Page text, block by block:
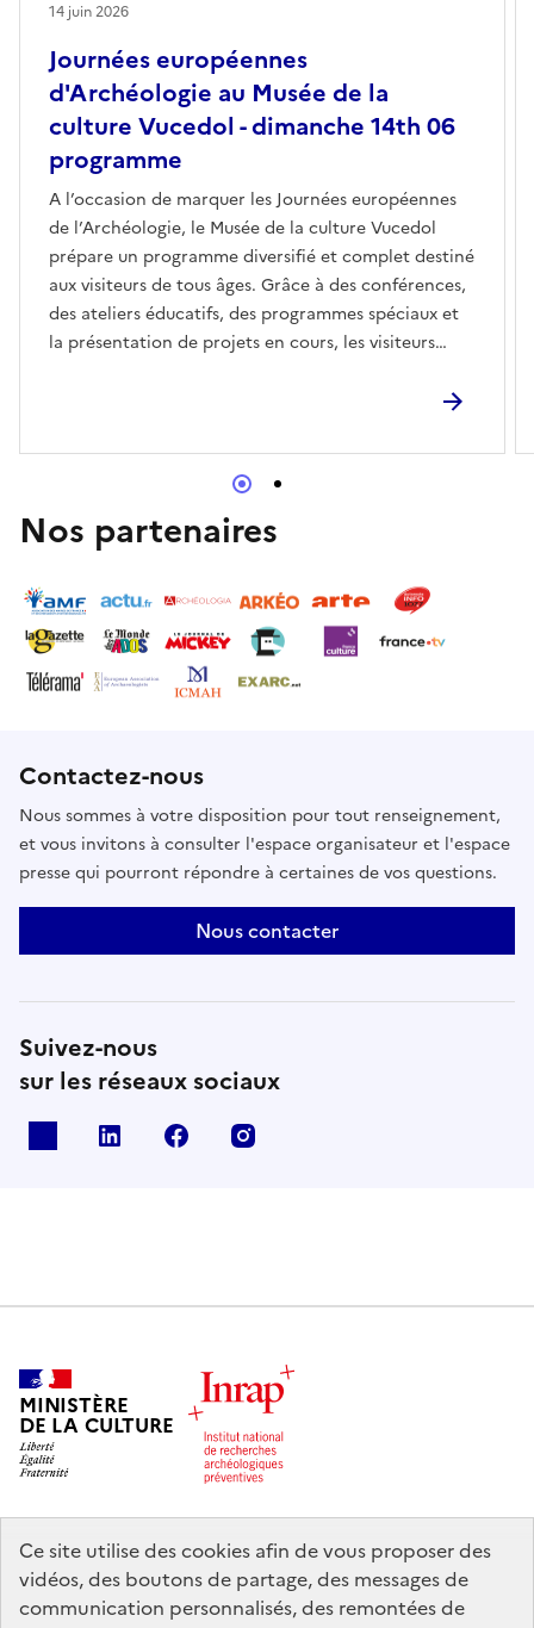
Ce site utilise des cookies afin de vous proposer des
vidéos, des boutons de partage, des messages de
communication personnalisés, des remontées de
Journées européennes
d'Archéologie au Musée de la
culture Vucedol - dimanche 14th 06
programme
A l’occasion de marquer les Journées européennes
de l’Archéologie, le Musée de la culture Vucedol
prépare un programme diversifié et complet destiné
aux visiteurs de tous âges. Grâce à des conférences,
des ateliers éducatifs, des programmes spéciaux et
la présentation de projets en cours, les visiteurs
archéologique, l’importance de sa préservation et le
région.Comme dernière partie du programme, le 16
juin, le Musée de la culture Vucedol offrira l'entrée
gratuite à tous les visiteurs individuels, ce qui
encouragera davantage l'arrivée du public et
possible de se familiariser avec l'exposition du
musée et le précieux patrimoine culturel que le
Musée conserve et présente.
14 juin 2026
Nos partenaires
Contactez-nous
Nous sommes à votre disposition pour tout renseignement,
et vous invitons à consulter l'espace organisateur et l'espace
presse qui pourront répondre à certaines de vos questions.
Nous contacter
Suivez-nous
sur les réseaux sociaux
Linkedin Facebook
MINISTÈRE
DE LA CULTURE
legifrance.gouv.fr
info.gouv.fr
service-public.gouv.fr
data.gouv.fr